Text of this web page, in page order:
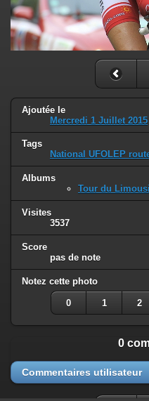
Ajoutée le
Mercredi 1 Juillet 2015
Tags
National UFOLEP
Albums
Tour du
Visites
3537
Score
pas de note
Notez cette photo
0 1 2
0
Commentaires utilisateur